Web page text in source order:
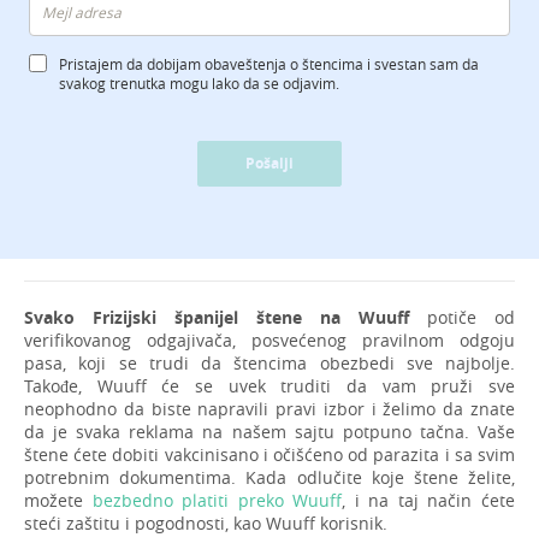
Pristajem da dobijam obaveštenja o štencima i svestan sam da
svakog trenutka mogu lako da se odjavim.
Pošalji
Svako Frizijski španijel štene na Wuuffpotiče od
verifikovanog odgajivača, posvećenog pravilnom odgoju
pasa, koji se trudi da štencima obezbedi sve najbolje.
Takođe, Wuuff će se uvek truditi da vam pruži sve
neophodno da biste napravili pravi izbor i želimo da znate
da je svaka reklama na našem sajtu potpuno tačna. Vaše
štene ćete dobiti vakcinisano i očišćeno od parazita i sa svim
potrebnim dokumentima. Kada odlučite koje štene želite,
možete bezbedno platiti preko Wuuff, i na taj način ćete
steći zaštitu i pogodnosti, kao Wuuff korisnik.